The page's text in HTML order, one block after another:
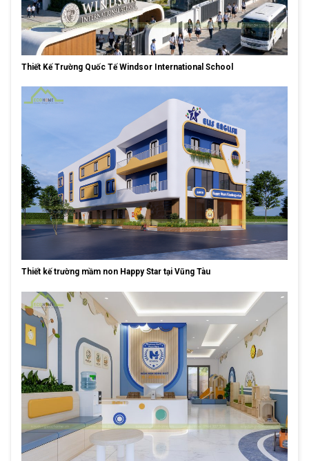
Thiết Kế Trường Quốc Tế Windsor International School
Thiết kế trường mầm non Happy Star tại Vũng Tàu